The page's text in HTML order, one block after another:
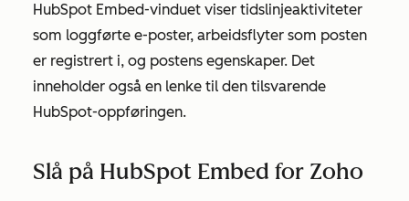
HubSpot Embed-vinduet viser tidslinjeaktiviteter
som loggførte e-poster, arbeidsflyter som posten
er registrert i, og postens egenskaper. Det
inneholder også en lenke til den tilsvarende
HubSpot-oppføringen.
Slå på HubSpot Embed for Zoho